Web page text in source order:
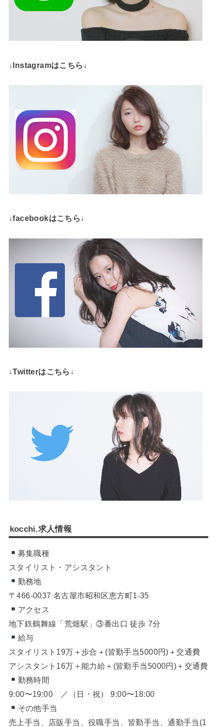
↓Instagramはこちら↓
↓facebookはこちら↓
↓Twitterはこちら↓
kocchi.求人情報
募集職種
スタイリスト・アシスタント
勤務地
〒466-0037 名古屋市昭和区恵方町1-35
アクセス
地下鉄鶴舞線「荒畑駅」③番出口 徒歩 7分
給与
スタイリスト19万＋歩合＋(皆勤手当5000円)＋交通費
アシスタント16万＋能力給＋(皆勤手当5000円)＋交通費
勤務時間
9:00〜19:00 ／（日・祝） 9:00〜18:00
その他手当
売上手当、店販手当、役職手当、皆勤手当、通勤手当(1